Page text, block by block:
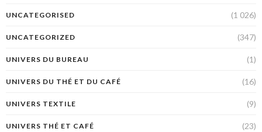
UNCATEGORISED (1 026)
UNCATEGORIZED (347)
UNIVERS DU BUREAU (1)
UNIVERS DU THÉ ET DU CAFÉ (16)
UNIVERS TEXTILE (9)
UNIVERS THÉ ET CAFÉ (23)